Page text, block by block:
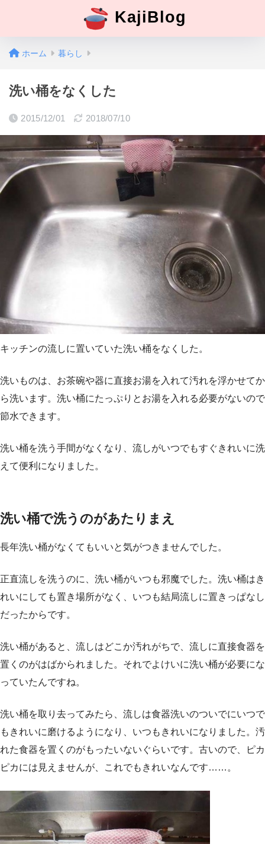
KajiBlog
ホーム 暮らし
洗い桶をなくした
2015/12/01 2018/07/10
キッチンの流しに置いていた洗い桶をなくした。
洗いものは、お茶碗や器に直接お湯を入れて汚れを浮かせてか
ら洗います。洗い桶にたっぷりとお湯を入れる必要がないので
節水できます。
洗い桶を洗う手間がなくなり、流しがいつでもすぐきれいに洗
えて便利になりました。
洗い桶で洗うのがあたりまえ
長年洗い桶がなくてもいいと気がつきませんでした。
正直流しを洗うのに、洗い桶がいつも邪魔でした。洗い桶はき
れいにしても置き場所がなく、いつも結局流しに置きっぱなし
だったからです。
洗い桶があると、流しはどこか汚れがちで、流しに直接食器を
置くのがはばかられました。それでよけいに洗い桶が必要にな
っていたんですね。
洗い桶を取り去ってみたら、流しは食器洗いのついでにいつで
もきれいに磨けるようになり、いつもきれいになりました。汚
れた食器を置くのがもったいないぐらいです。古いので、ピカ
ピカには見えませんが、これでもきれいなんです……。